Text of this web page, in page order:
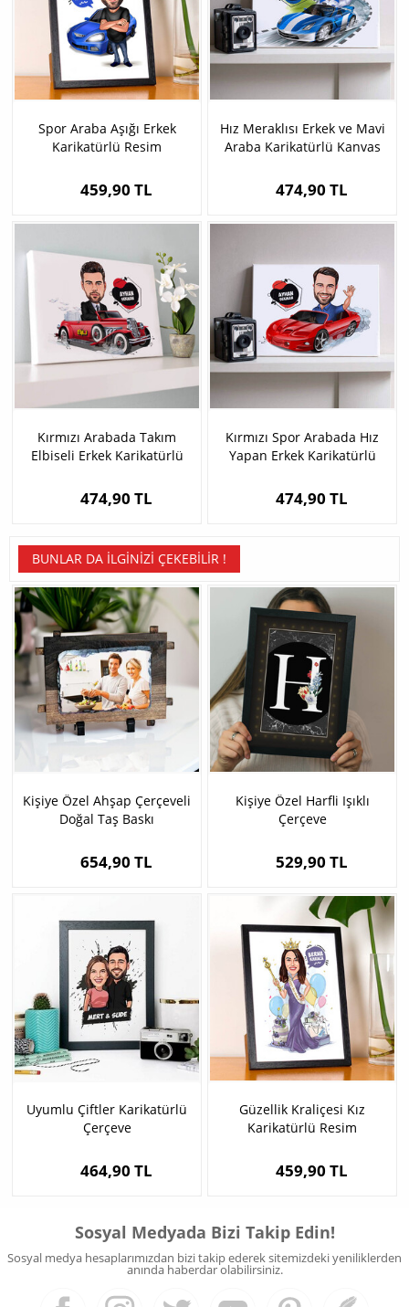
Spor Araba Aşığı Erkek
Karikatürlü Resim
459,90 TL
Hız Meraklısı Erkek ve Mavi
Araba Karikatürlü Kanvas
474,90 TL
Kırmızı Arabada Takım
Elbiseli Erkek Karikatürlü
474,90 TL
Kırmızı Spor Arabada Hız
Yapan Erkek Karikatürlü
474,90 TL
BUNLAR DA İLGINIZI ÇEKEBILIR !
Kişiye Özel Ahşap Çerçeveli
Doğal Taş Baskı
654,90 TL
Kişiye Özel Harfli Işıklı
Çerçeve
529,90 TL
Uyumlu Çiftler Karikatürlü
Çerçeve
464,90 TL
Güzellik Kraliçesi Kız
Karikatürlü Resim
459,90 TL
Sosyal Medyada Bizi Takip Edin!
Sosyal medya hesaplarımızdan bizi takip ederek sitemizdeki yeniliklerden
anında haberdar olabilirsiniz.